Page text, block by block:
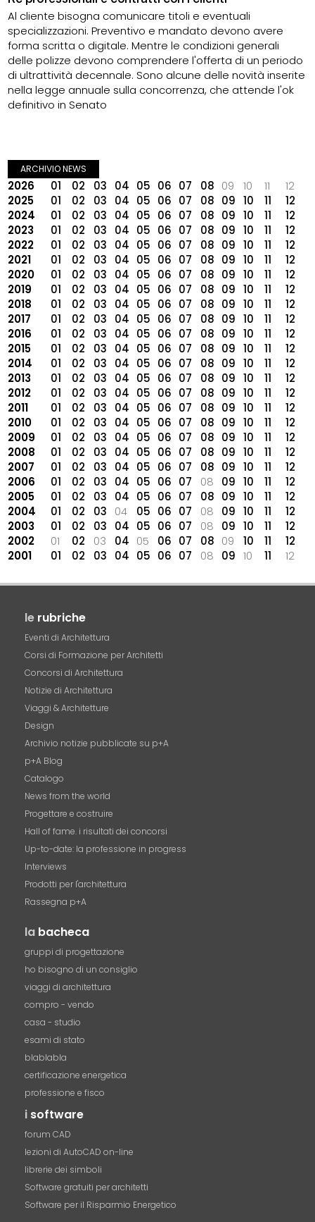
Al cliente bisogna comunicare titoli e eventuali
specializzazioni. Preventivo e mandato devono avere
forma scritta o digitale. Mentre le condizioni generali
delle polizze devono comprendere l'offerta di un periodo
di ultrattività decennale. Sono alcune delle novità inserite
nella legge annuale sulla concorrenza, che attende l'ok
definitivo in Senato
ARCHIVIO NEWS
2026 01 02 03 04 05 06 07 08 09 10 11
12
2025
01 02 03 04 05 06 07 08 09 10 11
12
2024
01 02 03 04 05 06 07 08 09 10 11
12
2023
01 02 03 04 05 06 07 08 09 10 11
12
2022
01 02 03 04 05 06 07 08 09 10 11
12
2021
01 02 03 04 05 06 07 08 09 10 11
12
2020
01 02 03 04 05 06 07 08 09 10 11
12
2019
01 02 03 04 05 06 07 08 09 10 11
12
2018
01 02 03 04 05 06 07 08 09 10 11
12
2017
01 02 03 04 05 06 07 08 09 10 11
12
2016
01 02 03 04 05 06 07 08 09 10 11
12
2015
01 02 03 04 05 06 07 08 09 10 11
12
2014
01 02 03 04 05 06 07 08 09 10 11
12
2013
01 02 03 04 05 06 07 08 09 10 11
12
2012
01 02 03 04 05 06 07 08 09 10 11
12
2011
01 02 03 04 05 06 07 08 09 10 11
12
2010
01 02 03 04 05 06 07 08 09 10 11
12
2009
01 02 03 04 05 06 07 08 09 10 11
12
2008
01 02 03 04 05 06 07 08 09 10 11
12
2007
01 02 03 04 05 06 07 08 09 10 11
12
2006
01 02 03 04 05 06 07 08 09 10 11
12
2005
01 02 03 04 05 06 07 08 09 10 11
12
2004
01 02 03 04 05 06 07 08 09 10 11
12
2003
01 02 03 04 05 06 07 08 09 10 11
12
2002
01 02 03 04 05 06 07 08 09 10 11
12
2001
01 02 03 04 05 06 07 08 09 10 11 12
le rubriche
Eventi di Architettura
Corsi di Formazione per Architetti
Concorsi di Architettura
Notizie di Architettura
Viaggi & Architetture
Design
Archivio notizie pubblicate su p+A
p+A Blog
Catalogo
News from the world
Progettare e costruire
Hall of fame. i risultati dei concorsi
Up-to-date: la professione in progress
Interviews
Prodotti per l'architettura
Rassegna p+A
la bacheca
gruppi di progettazione
ho bisogno di un consiglio
viaggi di architettura
compro - vendo
casa - studio
esami di stato
blablabla
certificazione energetica
professione e fisco
i software
forum CAD
lezioni di AutoCAD on-line
librerie dei simboli
Software gratuiti per architetti
Software per il Risparmio Energetico